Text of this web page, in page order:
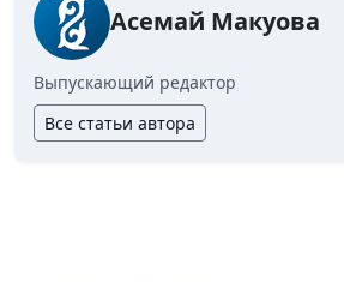
Асемай Макуова
Выпускающий редактор
Все статьи автора